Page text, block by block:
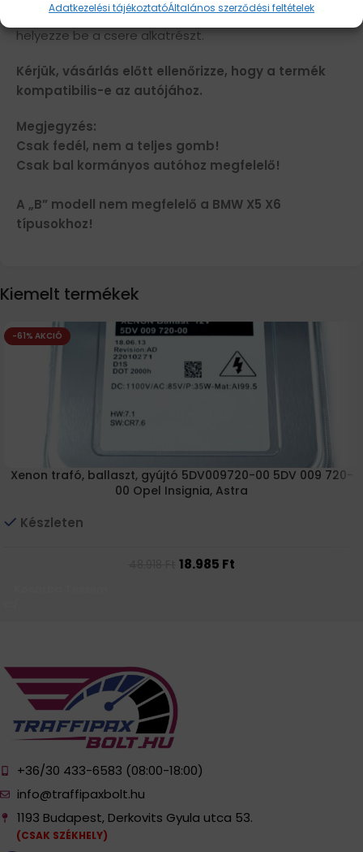
Adatkezelési tájékoztatóÁltalános szerződési feltételek
Telepítés:Távolítsa el az eredeti alkatrészt és
helyezze be a csere alkatrészt.
Kérjük, vásárlás előtt ellenőrizze, hogy a termék
kompatibilis-e az autójához.
Megjegyzés:
Csak fedél, nem a teljes gomb!
Csak bal kormányos autóhoz megfelelő!
A „B” modell nem megfelelő a BMW X5 X6
típusokhoz!
Kiemelt termékek
-61% AKCIÓ
Xenon trafó, ballaszt, gyújtó 5DV009720-00 5DV 009 720-
00 Opel Insignia, Astra
Készleten
18.985 Ft
+36/30 433-6583 (08:00-18:00)
info@traffipaxbolt.hu
1193 Budapest, Derkovits Gyula utca 53.
(CSAK SZÉKHELY)